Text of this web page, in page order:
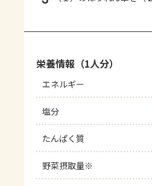
栄養情報（1人分）
エネルギー
塩分
たんぱく質
野菜摂取量※